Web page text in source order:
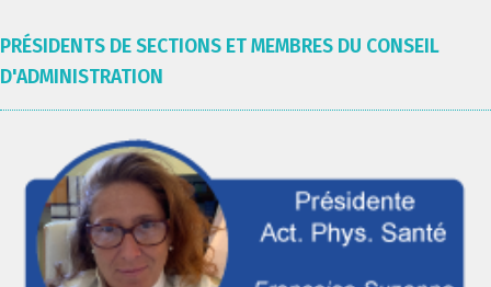
PRÉSIDENTS DE SECTIONS ET MEMBRES DU CONSEIL
D'ADMINISTRATION